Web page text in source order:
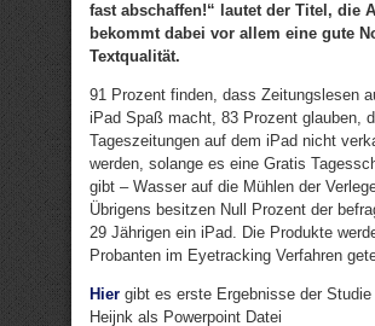
fast abschaffen!“ lautet der Titel, die
bekommt dabei vor allem eine gute
Textqualität.
91 Prozent finden, dass Zeitungslesen
iPad Spaß macht, 83 Prozent glauben,
Tageszeitungen auf dem iPad nicht
werden, solange es eine Gratis
gibt – Wasser auf die Mühlen der
Übrigens besitzen Null Prozent der
29 Jährigen ein iPad. Die Produkte
Probanten im Eyetracking Verfahren
Hier gibt es erste Ergebnisse der
Heijnk als Powerpoint Datei